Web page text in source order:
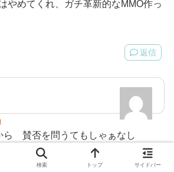
やめてくれ、ガチ革新的なMMO作っ
返信
ら 賛否を問うてもしゃぁなし
ラムはAIだと人件費を抑えれるし
んじゃないかな＾ｘ＾
検索 トップ サイドバー